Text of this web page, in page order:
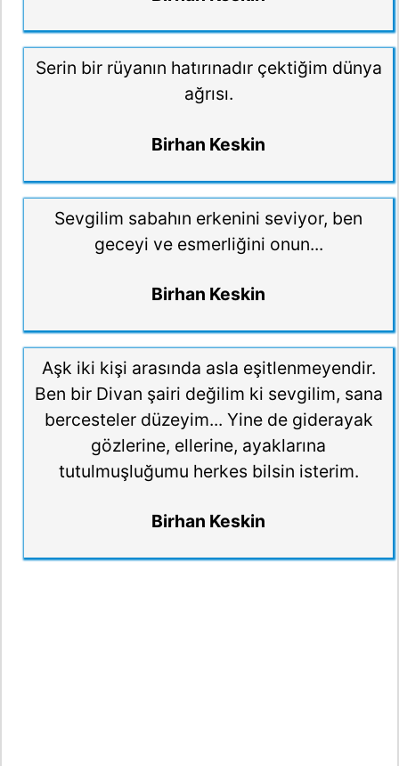
Serin bir rüyanın hatırınadır çektiğim dünya
ağrısı.
Birhan Keskin
Sevgilim sabahın erkenini seviyor, ben
geceyi ve esmerliğini onun...
Birhan Keskin
Aşk iki kişi arasında asla eşitlenmeyendir.
Ben bir Divan şairi değilim ki sevgilim, sana
bercesteler düzeyim... Yine de giderayak
gözlerine, ellerine, ayaklarına
tutulmuşluğumu herkes bilsin isterim.
Birhan Keskin